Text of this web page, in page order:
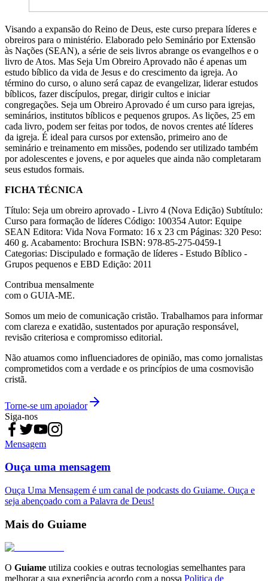
Visando a expansão do Reino de Deus, este curso prepara líderes e
obreiros para o ministério. Elaborado pelo Seminário por Extensão
às Nações (SEAN), a série de seis livros abrange os evangelhos e o
livro de Atos. Mas Seja Um Obreiro Aprovado não é apenas um
estudo bíblico da vida de Jesus e do crescimento da igreja. Ao
término do curso, o aluno será capaz de evangelizar, liderar estudos
bíblicos, fazer discípulos, pregar, dirigir cultos e iniciar
congregações. Seja um Obreiro Aprovado é um curso para igrejas,
seminários, institutos bíblicos e pequenos grupos. As lições, 25 em
cada livro, podem ser feitas por todos, de novos crentes até líderes
da igreja. É ideal para cursos por extensão, primeiro ano de
seminário e treinamento em missões, podendo ser utilizado também
por adolescentes e jovens, e por aqueles que ainda não completaram
seus estudos formais.
FICHA TÉCNICA
Título: Seja um obreiro aprovado - Livro 4 (Nova Edição) Subtítulo:
Curso para formação de líderes Código: 100354 Autor: Equipe
SEAN Editora: Vida Nova Formato: 16 x 23 cm Páginas: 320 Peso:
460 g. Acabamento: Brochura ISBN: 978-85-275-0459-1
Categorias: Discipulado e formação de líderes - Estudo Bíblico -
Grupos pequenos e EBD Edição: 2011
Contribua mensalmente
com o GUIA-ME.
Somos um meio de comunicação cristão. Trabalhamos para informar
com clareza e exatidão, sustentados por apuração responsável,
revisão criteriosa e compromisso editorial.
Não atuamos como influenciadores de opinião, mas como jornalistas
comprometidos com a verdade e os princípios de uma cosmovisão
cristã.
Torne-se um apoiador
Siga-nos
Mensagem
Ouça uma mensagem
Ouça Uma Mensagem é um canal de podcasts do Guiame. Ouça e
seja abençoado com a Palavra de Deus!
Mais do Guiame
O Guiame utiliza cookies e outras tecnologias semelhantes para
melhorar a sua experiência acordo com a nossa Politica de